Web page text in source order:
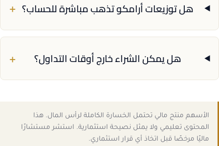
هل توزيعات أرامكو تذهب مباشرة للحساب؟ +
هل يمكن الشراء خارج أوقات التداول؟ +
الأسهم منتج مالي تحتمل الخسارة الكاملة لرأس المال. هذا
المحتوى تعليمي ولا يمثل نصيحة استثمارية. استشر مستشارًا
ماليًا مرخصًا قبل اتخاذ أي قرار استثماري.